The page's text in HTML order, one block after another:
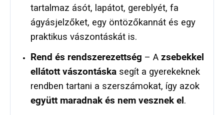
tartalmaz ásót, lapátot, gereblyét, fa
ágyásjelzőket, egy öntözőkannát és egy
praktikus vászontáskát is.
Rend és rendszerezettség – A zsebekkel
ellátott vászontáska segít a gyerekeknek
rendben tartani a szerszámokat, így azok
együtt maradnak és nem vesznek el.